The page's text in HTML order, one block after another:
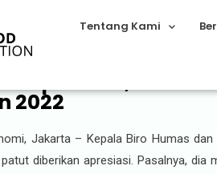
Tentang Kami
2022
Jakarta – Kepala Biro Humas
diberikan apresiasi. Pasalnya,